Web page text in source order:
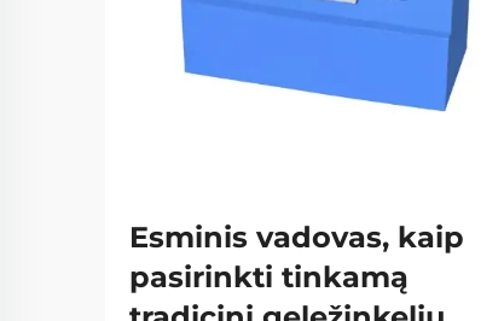
Esminis vadovas, kaip
pasirinkti tinkamą